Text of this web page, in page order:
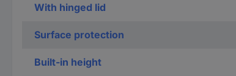
With hinged lid
Surface protection
Built-in height